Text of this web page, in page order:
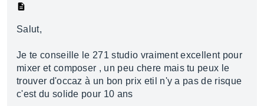
Salut,
Je te conseille le 271 studio vraiment excellent pour
mixer et composer , un peu chere mais tu peux le
trouver d'occaz à un bon prix etil n'y a pas de risque
c'est du solide pour 10 ans